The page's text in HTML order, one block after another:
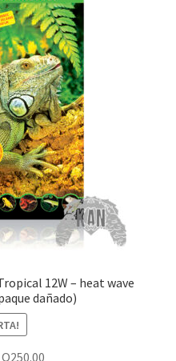
12W – heat wave
dañado)
Q250.00